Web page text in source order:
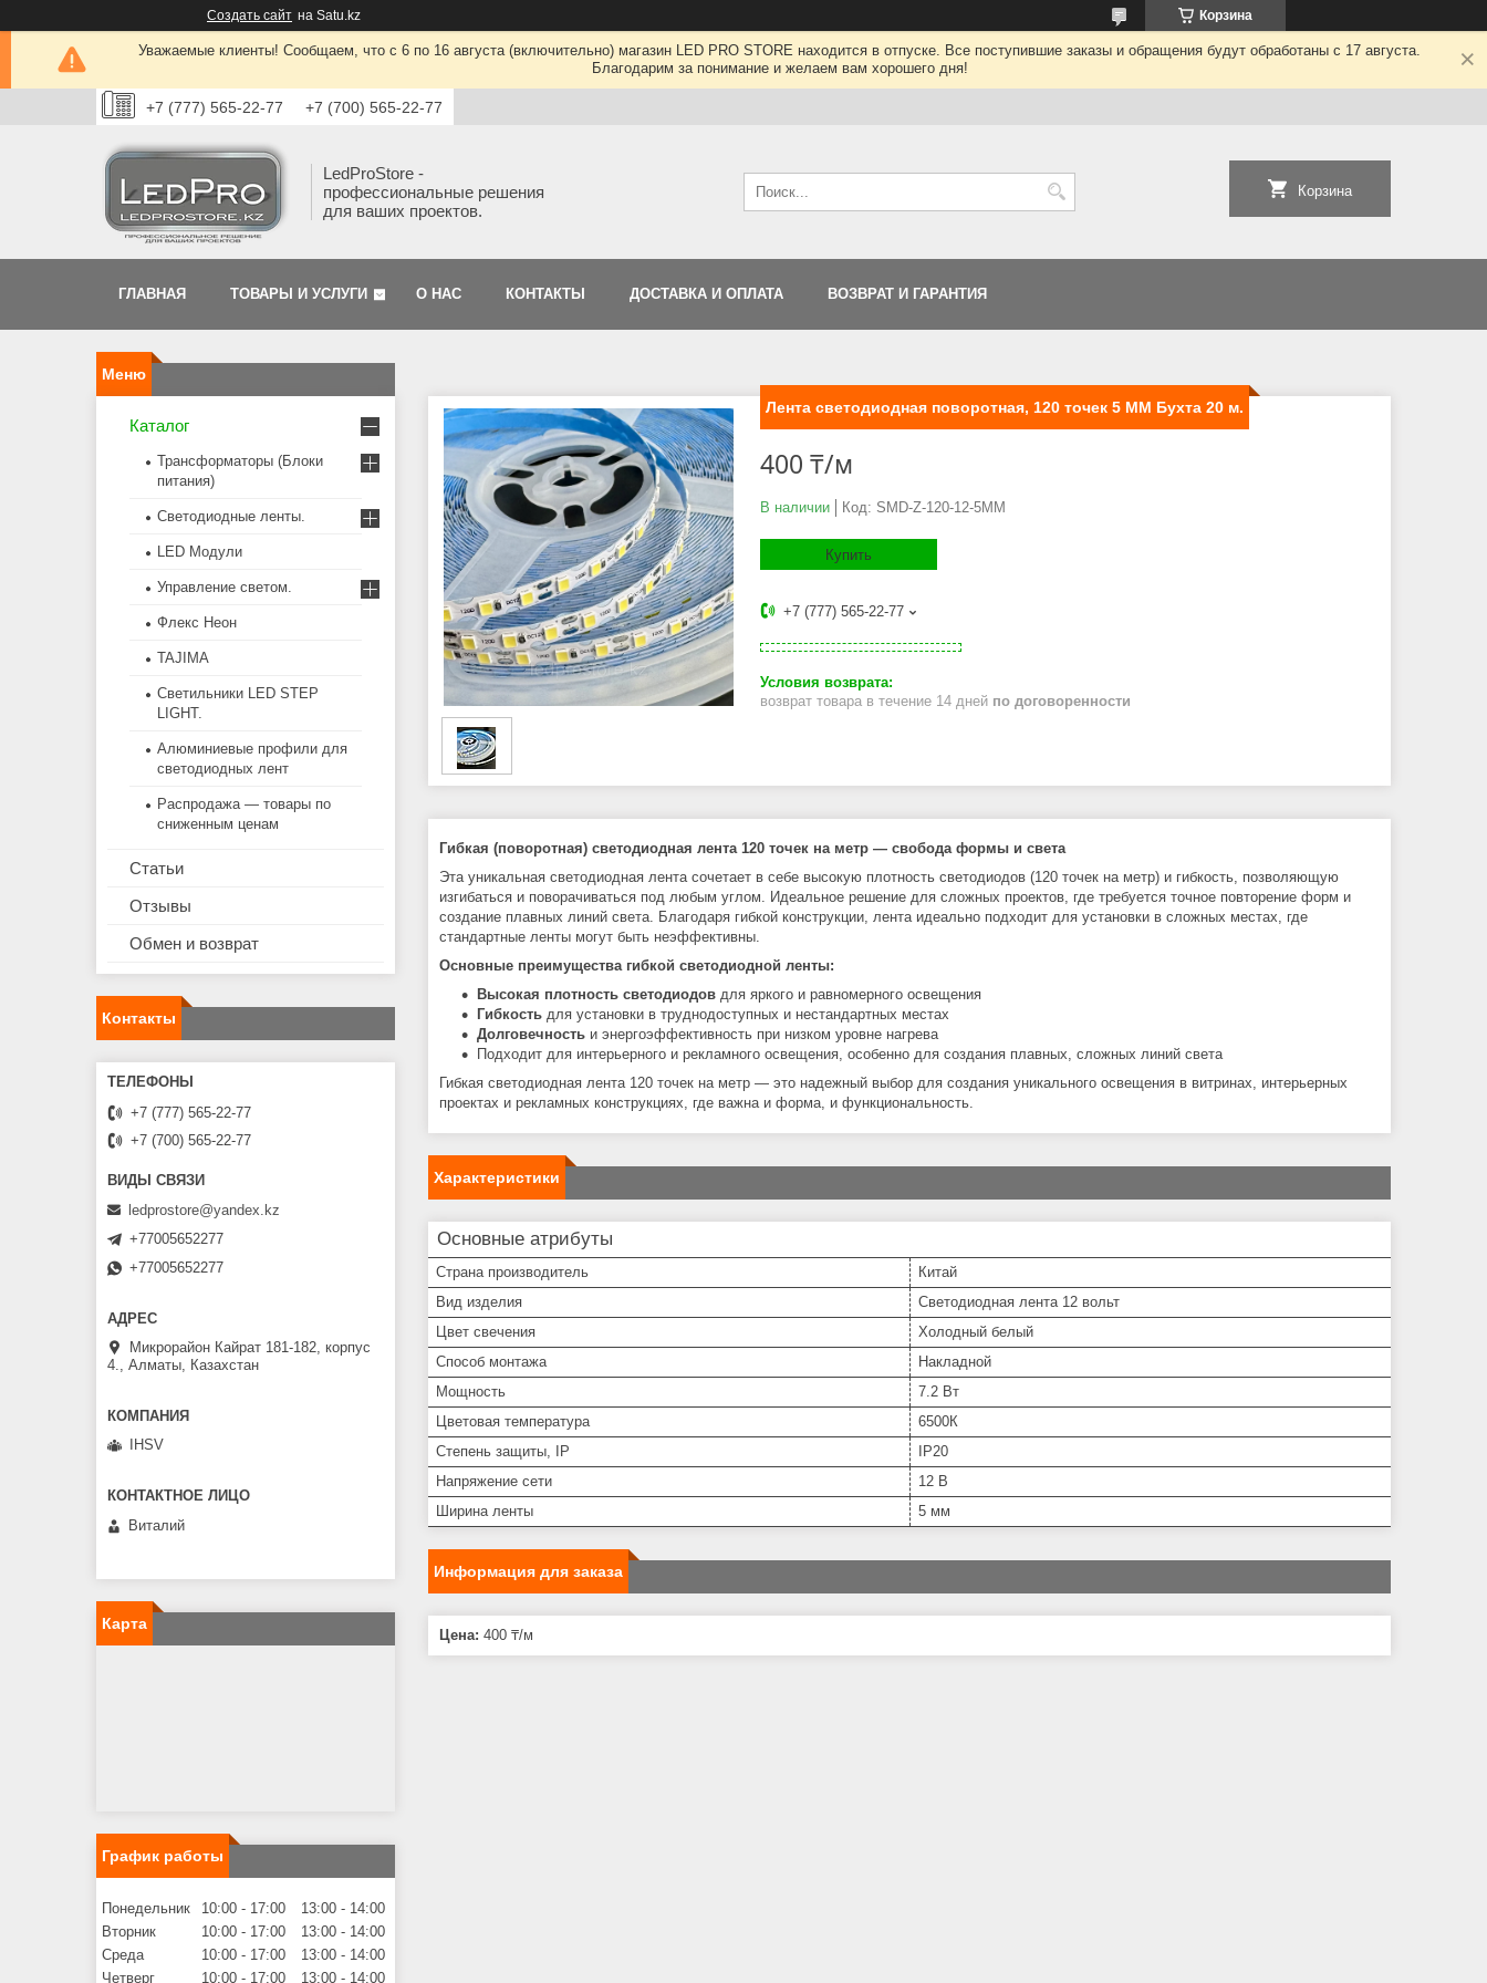
Создать сайт на Satu.kz Корзина
Уважаемые клиенты! Сообщаем, что с 6 по 16 августа (включительно) магазин LED PRO STORE находится в отпуске. Все поступившие заказы и обращения будут обработаны с 17 августа.
Благодарим за понимание и желаем вам хорошего дня!
+7 (777) 565-22-77 +7 (700) 565-22-77
LedProStore -
профессиональные решения
для ваших проектов.
Корзина
ГЛАВНАЯ ТОВАРЫ И УСЛУГИ О НАС КОНТАКТЫ ДОСТАВКА И ОПЛАТА ВОЗВРАТ И ГАРАНТИЯ
Лента светодиодная поворотная, 120 точек 5 ММ Бухта 20 м.
400 ₸/м
В наличии Код: SMD-Z-120-12-5MM
Купить
+7 (777) 565-22-77
возврат товара в течение 14 дней по договоренности
Гибкая (поворотная) светодиодная лента 120 точек на метр — свобода формы и света
Эта уникальная светодиодная лента сочетает в себе высокую плотность светодиодов (120 точек на метр) и гибкость, позволяющую
изгибаться и поворачиваться под любым углом. Идеальное решение для сложных проектов, где требуется точное повторение форм и
создание плавных линий света. Благодаря гибкой конструкции, лента идеально подходит для установки в сложных местах, где
стандартные ленты могут быть неэффективны.
Основные преимущества гибкой светодиодной ленты:
Высокая плотность светодиодов для яркого и равномерного освещения
Гибкость для установки в труднодоступных и нестандартных местах
Долговечность и энергоэффективность при низком уровне нагрева
Подходит для интерьерного и рекламного освещения, особенно для создания плавных, сложных линий света
Гибкая светодиодная лента 120 точек на метр — это надежный выбор для создания уникального освещения в витринах, интерьерных
проектах и рекламных конструкциях, где важна и форма, и функциональность.
Характеристики
Основные атрибуты
Страна производитель
Китай
Вид изделия
Светодиодная лента 12 вольт
Цвет свечения
Холодный белый
Способ монтажа
Накладной
Мощность
7.2 Вт
Цветовая температура
6500К
Степень защиты, IP
IP20
Напряжение сети
12 В
Ширина ленты
5 мм
Информация для заказа
Цена: 400 ₸/м
Каталог
Трансформаторы (Блоки
питания)
Светодиодные ленты.
LED Модули
Управление светом.
Флекс Неон
TAJIMA
Светильники LED STEP
LIGHT.
Алюминиевые профили для
светодиодных лент
Распродажа — товары по
сниженным ценам
Статьи
Отзывы
Обмен и возврат
Контакты
+7 (777) 565-22-77
+7 (700) 565-22-77
ledprostore@yandex.kz
+77005652277
+77005652277
Микрорайон Кайрат 181-182, корпус
4., Алматы, Казахстан
IHSV
Виталий
Карта
График работы
Понедельник 10:00 17:00 13:00
14:00
Вторник
10:00 17:00 13:00
14:00
Среда
10:00 17:00 13:00
14:00
Четверг
10:00 17:00 13:00 14:00